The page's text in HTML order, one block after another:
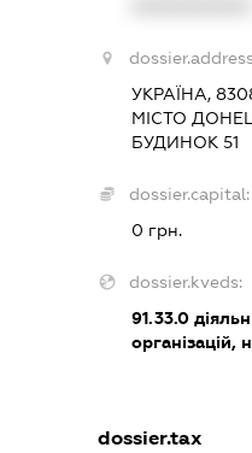
УКРАЇНА,
МІСТО
БУДИНОК 51
dossier.capital:
0 грн.
dossier.kveds:
91.33.0
організацій,
dossier.tax